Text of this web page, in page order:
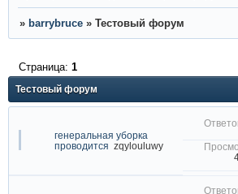
» barrybruce » Тестовый форум
Тестовый форум
Страница: 1
генеральная уборка
проводится zqylouluwy